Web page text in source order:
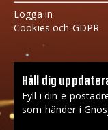
Logga in
Cookies och GDPR
Håll dig
Fyll i din e-
som händer i